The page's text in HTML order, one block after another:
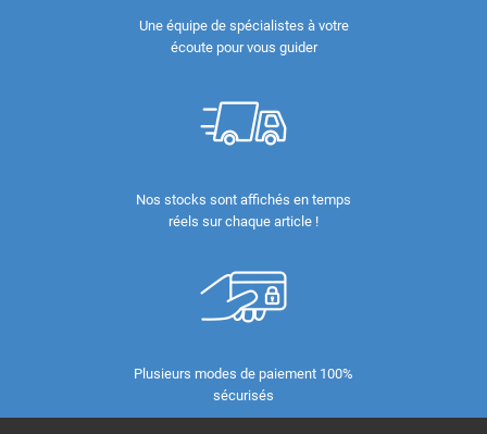
Une équipe de spécialistes à votre
écoute pour vous guider
Nos stocks sont affichés en temps
réels sur chaque article !
Plusieurs modes de paiement 100%
sécurisés